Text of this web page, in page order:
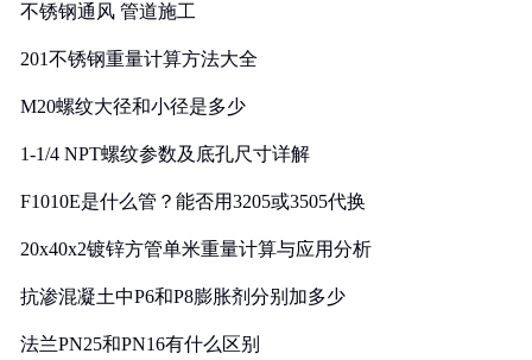
不锈钢通风 管道施工
201不锈钢重量计算方法大全
M20螺纹大径和小径是多少
1-1/4 NPT螺纹参数及底孔尺寸详解
F1010E是什么管？能否用3205或3505代换
20x40x2镀锌方管单米重量计算与应用分析
抗渗混凝土中P6和P8膨胀剂分别加多少
法兰PN25和PN16有什么区别